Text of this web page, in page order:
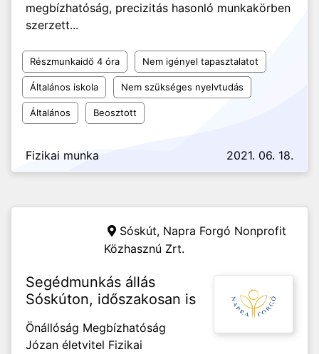
megbízhatóság, precizitás hasonló munkakörben
szerzett...
Részmunkaidő 4 óra Nem igényel tapasztalatot
Általános iskola Nem szükséges nyelvtudás
Általános Beosztott
Fizikai munka 2021. 06. 18.
Sóskút, Napra Forgó Nonprofit
Közhasznú Zrt.
Segédmunkás állás
Sóskúton, időszakosan is
Önállóság Megbízhatóság
Józan életvitel Fizikai